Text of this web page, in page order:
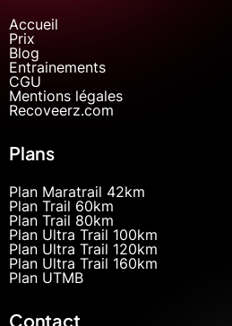
Accueil
Prix
Blog
Entrainements
CGU
Mentions légales
Recoveerz.com
Plans
Plan Maratrail 42km
Plan Trail 60km
Plan Trail 80km
Plan Ultra Trail 100km
Plan Ultra Trail 120km
Plan Ultra Trail 160km
Plan UTMB
Contact